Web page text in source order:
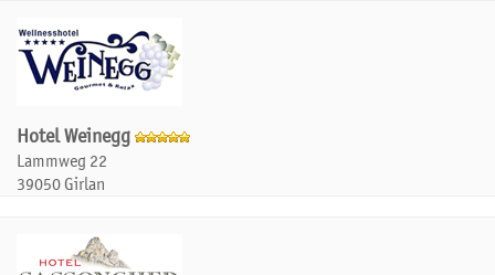
Hotel Weinegg
Lammweg 22
39050 Girlan